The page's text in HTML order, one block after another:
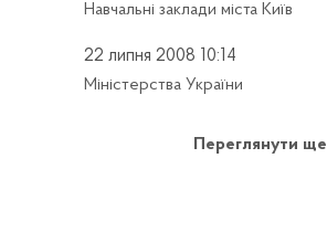
Навчальні заклади міста Київ
22 липня 2008 10:14
Міністерства України
Переглянути ще